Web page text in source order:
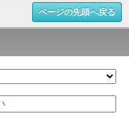
ページの先頭へ戻る